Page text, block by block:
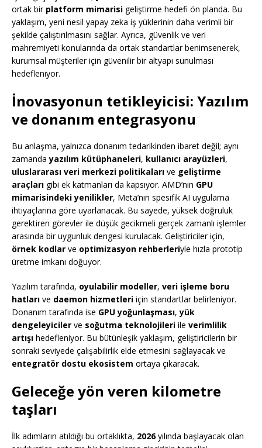
ortak bir platform mimarisi geliştirme hedefi ön planda. Bu
yaklaşım, yeni nesil yapay zeka iş yüklerinin daha verimli bir
şekilde çalıştırılmasını sağlar. Ayrıca, güvenlik ve veri
mahremiyeti konularında da ortak standartlar benimsenerek,
kurumsal müşteriler için güvenilir bir altyapı sunulması
hedefleniyor.
İnovasyonun tetikleyicisi: Yazılım
ve donanım entegrasyonu
Bu anlaşma, yalnızca donanım tedarikinden ibaret değil; aynı
zamandayazılım kütüphaneleri, kullanıcı arayüzleri,
uluslararası veri merkezi politikaları ve geliştirme
araçları gibi ek katmanları da kapsıyor. AMD’nin GPU
mimarisindeki yenilikler, Meta’nın spesifik AI uygulama
ihtiyaçlarına göre uyarlanacak. Bu sayede, yüksek doğruluk
gerektiren görevler ile düşük gecikmeli gerçek zamanlı işlemler
arasında bir uygunluk dengesi kurulacak. Geliştiriciler için,
örnek kodlar ve optimizasyon rehberleriyle hızla prototip
üretme imkanı doğuyor.
Yazılım tarafında, oyulabilir modeller, veri işleme boru
hatları ve daemon hizmetleri için standartlar belirleniyor.
Donanım tarafında ise GPU yoğunlaşması,yük
dengeleyiciler ve soğutma teknolojileri ile verimlilik
artışı hedefleniyor. Bu bütünleşik yaklaşım, geliştiricilerin bir
sonraki seviyede çalışabilirlik elde etmesini sağlayacak ve
entegratör dostu ekosistem ortaya çıkaracak.
Geleceğe yön veren kilometre
taşları
İlk adımların atıldığı bu ortaklıkta, 2026yılında başlayacak olan